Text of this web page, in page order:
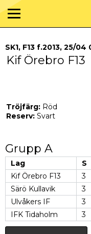
SK1, F13 f.2013, 25/
Kif Örebro F13
Tröjfärg: Röd
Reserv: Svart
Grupp A
Lag S
Kif Örebro F13
3
Särö Kullavik
3
Ulvåkers IF
3
IFK Tidaholm
3